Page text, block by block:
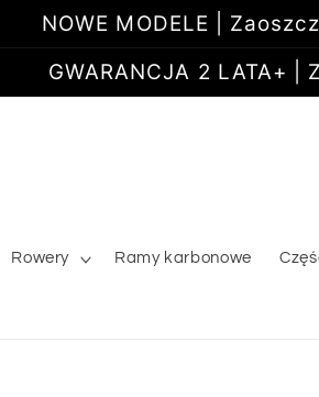
NOWE MODELE |
GWARANCJA 2 LATA+
Rowery Ramy karbonowe